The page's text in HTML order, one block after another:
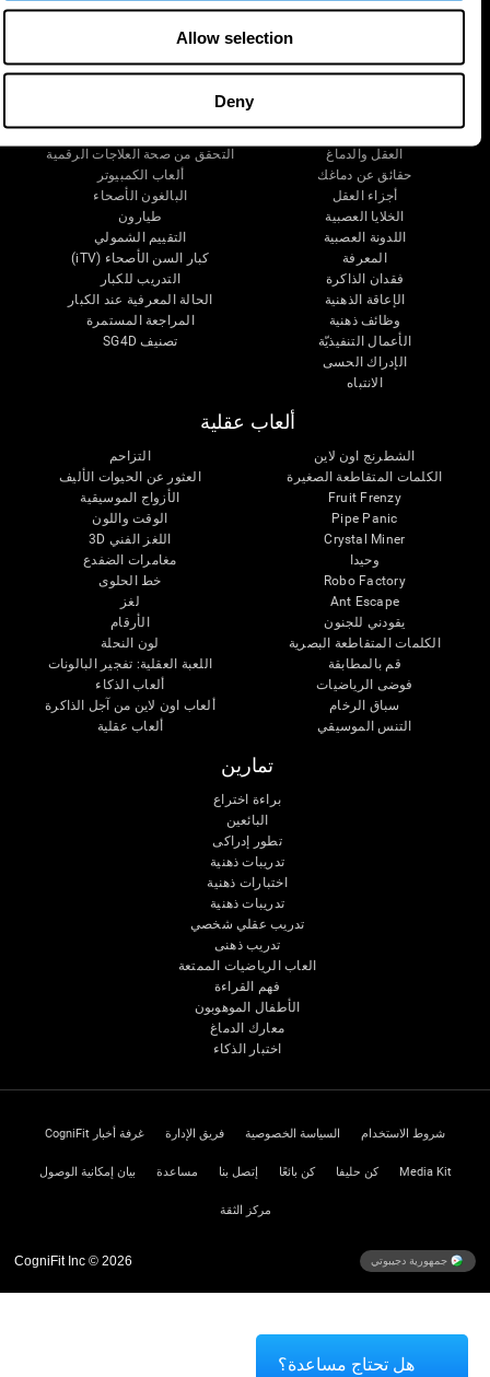
Allow selection
Deny
تابعونا على
العقل والدماغ
حقائق عن دماغك
أجزاء العقل
الخلايا العصبية
اللدونة العصبية
المعرفة
فقدان الذاكرة
الإعاقة الذهنية
وظائف ذهنية
الأعمال التنفيذيّة
الإدراك الحسى
الانتباه
التحقق من صحة العلاجات الرقمية
ألعاب الكمبيوتر
البالغون الأصحاء
طيارون
التقييم الشمولي
كبار السن الأصحاء (iTV)
التدريب للكبار
الحالة المعرفية عند الكبار
المراجعة المستمرة
تصنيف SG4D
ألعاب عقلية
الشطرنج اون لاين
الكلمات المتقاطعة الصغيرة
Fruit Frenzy
Pipe Panic
Crystal Miner
وحيدا
Robo Factory
Ant Escape
يقودني للجنون
الكلمات المتقاطعة البصرية
قم بالمطابقة
فوضى الرياضيات
سباق الرخام
التنس الموسيقي
التزاحم
العثور عن الحيوات الأليف
الأزواج الموسيقية
الوقت واللون
اللغز الفني 3D
مغامرات الضفدع
خط الحلوى
الأرقام
لون النحلة
اللعبة العقلية: تفجير البالونات
ألعاب الذكاء
ألعاب اون لاين من آجل الذاكرة
ألعاب عقلية
تمارين
براءة اختراع
البائعين
تطور إدراكى
تدريبات ذهنية
اختبارات ذهنية
تدريبات ذهنية
تدريب عقلي شخصي
تدريب ذهنى
العاب الرياضيات الممتعة
فهم القراءة
الأطفال الموهوبون
معارك الدماغ
اختبار الذكاء
شروط الاستخدام السياسة الخصوصية فريق الإدارة غرفة أخبار CogniFit
Media Kit كن حليفا كن بائعًا إتصل بنا مساعدة بيان إمكانية الوصول
مركز الثقة
جمهورية دجيبوتي CogniFit Inc © 2026
هل تحتاج مساعدة؟